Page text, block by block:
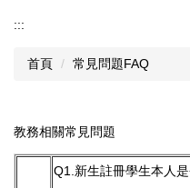
:::
首頁 常見問題FAQ
教務相關常見問題
Q1.新生註冊學生本人